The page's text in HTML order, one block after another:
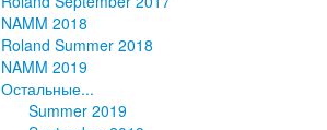
NAMM 2018
Roland Summer 2018
NAMM 2019
Остальные...
Summer 2019